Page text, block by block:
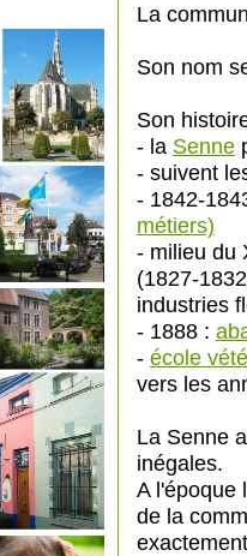
La
Son nom
Son
- la Senne
- suivent
- 1842-
métiers)
- milieu du
(1827-
industries
- 1888 :
- école
vers les
La Senne
inégales.
A l'époque
de la